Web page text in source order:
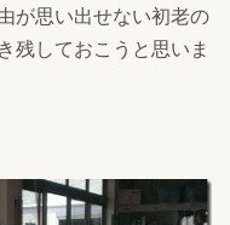
が思い出せない初老の
残しておこうと思いま